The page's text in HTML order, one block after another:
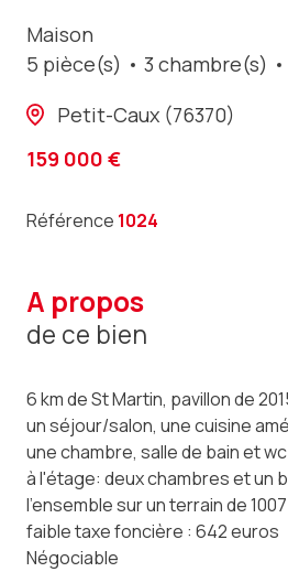
Maison
5 pièce(s)
3 chambre(s)
Petit-Caux (76370)
159 000 €
Référence 1024
a propos
de ce bien
6 km de St Martin, pavillon de
un séjour/salon, une cuisine
une chambre, salle de bain et
à l'étage: deux chambres et un
l'ensemble sur un terrain de
faible taxe foncière : 642 euros
Négociable